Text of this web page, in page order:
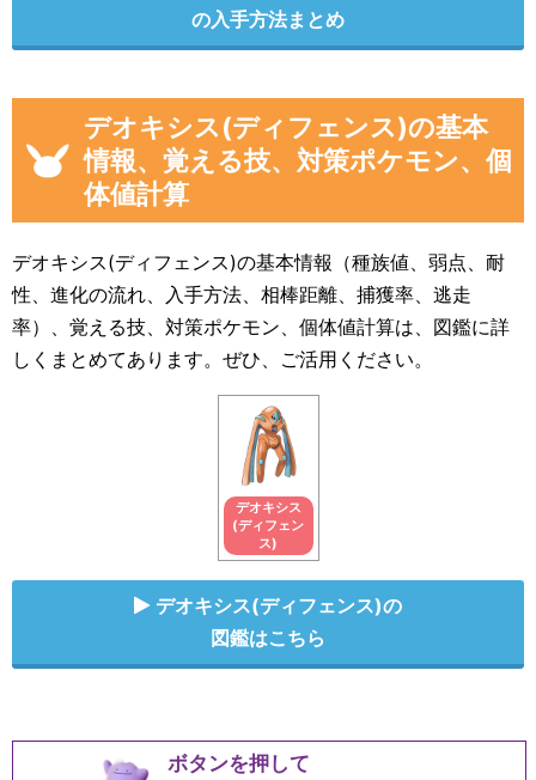
の入手方法まとめ
デオキシス(ディフェンス)の基本
情報、覚える技、対策ポケモン、個
体値計算
デオキシス(ディフェンス)の基本情報（種族値、弱点、耐
性、進化の流れ、入手方法、相棒距離、捕獲率、逃走
率）、覚える技、対策ポケモン、個体値計算は、図鑑に詳
しくまとめてあります。ぜひ、ご活用ください。
デオキシス
(ディフェン
ス)
デオキシス(ディフェンス)の
図鑑はこちら
ボタンを押して